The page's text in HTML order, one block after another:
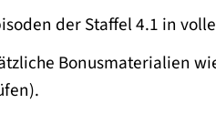
der Staffel 4.1 in
Bonusmaterialien